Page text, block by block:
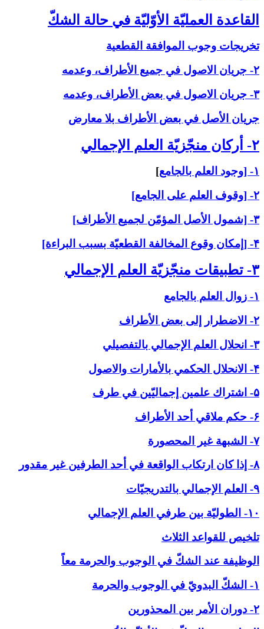
القاعدة العمليّة الأوّليّة في حالة الشكّ‏
تخريجات وجوب الموافقة القطعية
۲- جريان الاصول في جميع الأطراف، وعدمه
۳- جريان الاصول في بعض الأطراف، وعدمه
جريان الأصل في بعض الأطراف بلا معارض
۲- أركان منجّزيّة العلم الإجمالي‏
۱- [وجود العلم بالجامع
]
۲- [وقوف العلم على الجامع]
۳- [شمول الأصل المؤمّن لجميع الأطراف]
۴- [إمكان وقوع المخالفة القطعيّة بسبب البراءة]
۳- تطبيقات منجّزيّة العلم الإجمالي‏
۱- زوال العلم بالجامع
۲- الاضطرار إلى بعض الأطراف
۳- انحلال العلم الإجمالي بالتفصيلي
۴- الانحلال الحكمي بالأمارات والاصول
۵- اشتراك علمين إجماليّين في طرف
۶- حكم ملاقي أحد الأطراف
۷- الشبهة غير المحصورة
۸- إذا كان ارتكاب الواقعة في أحد الطرفين غير مقدور
۹- العلم الإجمالي بالتدريجيّات
۱۰- الطوليّة بين طرفي العلم الإجمالي
تلخيص للقواعد الثلاث
الوظيفة عند الشكّ في ‏الوجوب والحرمة معاً
۱- الشكّ البدويّ في الوجوب والحرمة
۲- دوران الأمر بين المحذورين